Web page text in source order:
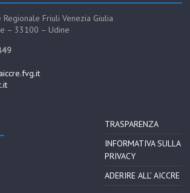
Friuli Venezia Giulia
– 33100 – Udine
TRASPARENZA
INFORMATIVA SULLA
PRIVACY
ADERIRE ALL’ AICCRE